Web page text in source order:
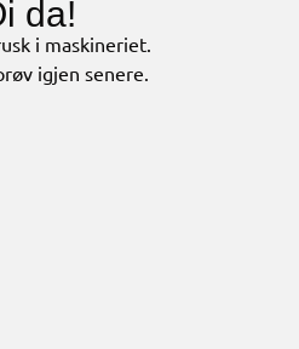
da!
i maskineriet.
igjen senere.